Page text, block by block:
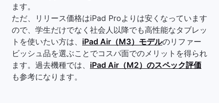
ます。
ただ、リリース価格はiPad Proよりは安くなっています
ので、学生だけでなく社会人以降でも高性能なタブレッ
トを使いたい方は、 iPad Air（M3）モデルのリファー
ビッシュ品を選ぶことでコスパ面でのメリットを得られ
ます。過去機種では、 iPad Air（M2）のスペック評価
も参考になります。